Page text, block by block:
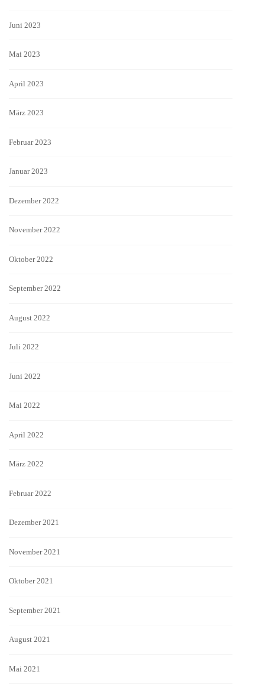
Juni 2023
Mai 2023
April 2023
März 2023
Februar 2023
Januar 2023
Dezember 2022
November 2022
Oktober 2022
September 2022
August 2022
Juli 2022
Juni 2022
Mai 2022
April 2022
März 2022
Februar 2022
Dezember 2021
November 2021
Oktober 2021
September 2021
August 2021
Mai 2021